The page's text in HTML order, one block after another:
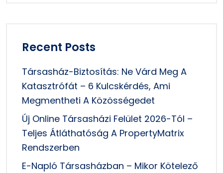
Recent Posts
Társasház-Biztosítás: Ne Várd Meg A
Katasztrófát – 6 Kulcskérdés, Ami
Megmentheti A Közösségedet
Új Online Társasházi Felület 2026-Tól –
Teljes Átláthatóság A PropertyMatrix
Rendszerben
E-Napló Társasházban – Mikor Kötelező